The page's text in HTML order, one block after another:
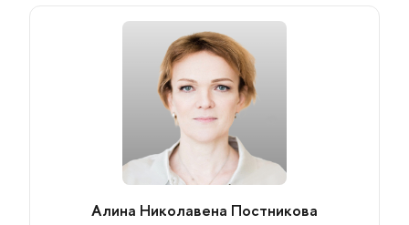
Алина Николавена Постникова